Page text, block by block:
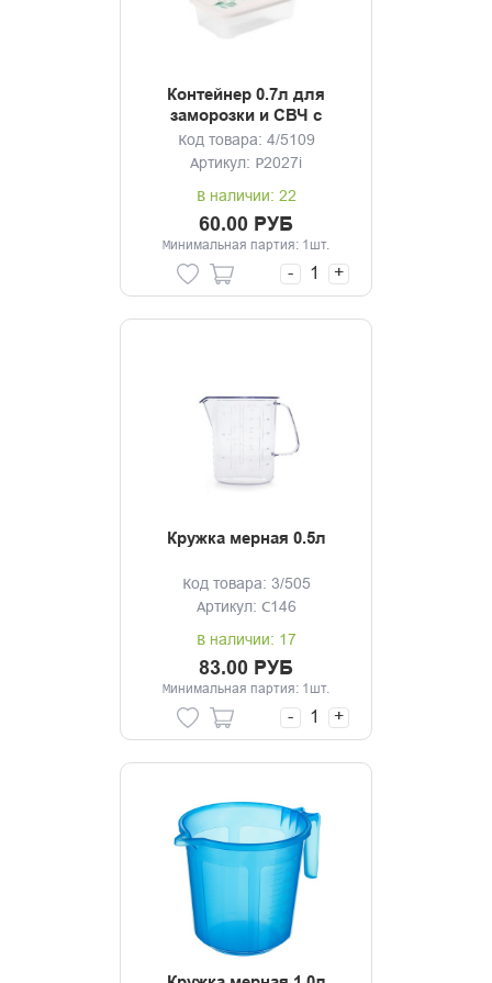
Контейнер 0.7л для
заморозки и СВЧ с
декором
Код товара: 4/5109
Артикул: Р2027i
В наличии: 22
60.00 РУБ
Минимальная партия: 1шт.
- +
Кружка мерная 0.5л
Код товара: 3/505
Артикул: С146
В наличии: 17
83.00 РУБ
Минимальная партия: 1шт.
- +